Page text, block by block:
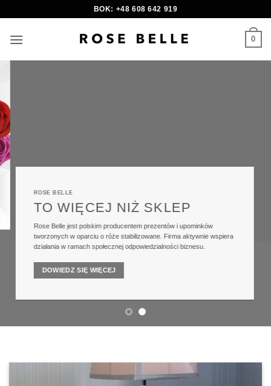
content
BOK: +48 608 642 919
0
ROSE BELLE
TO WIĘCEJ NIŻ SKLEP
Rose Belle jest polskim producentem prezentów i upominków
tworzonych w oparciu o róże stabilizowane. Firma aktywnie wspiera
działania w ramach społecznej odpowiedzialności biznesu.
DOWIEDZ SIĘ WIĘCEJ